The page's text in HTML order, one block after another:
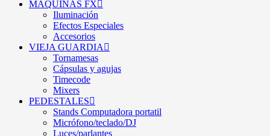
MAQUINAS FX
Iluminación
Efectos Especiales
Accesorios
VIEJA GUARDIA
Tornamesas
Cápsulas y agujas
Timecode
Mixers
PEDESTALES
Stands Computadora portatil
Micrófono/teclado/DJ
Luces/parlantes